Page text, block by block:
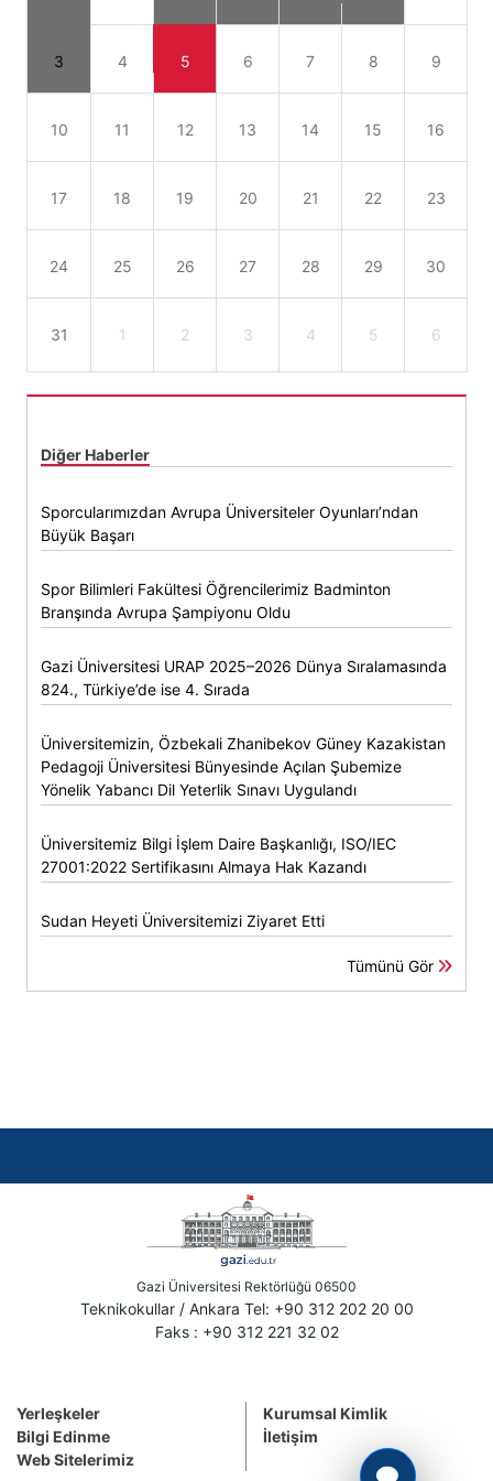
3 4 5 6 7 8 9
10 11 12 13 14 15 16
17 18 19 20 21 22 23
24 25 26 27 28 29 30
31 1 2 3 4 5 6
Diğer Haberler
Sporcularımızdan Avrupa Üniversiteler Oyunları’ndan
Büyük Başarı
Spor Bilimleri Fakültesi Öğrencilerimiz Badminton
Branşında Avrupa Şampiyonu Oldu
Gazi Üniversitesi URAP 2025–2026 Dünya Sıralamasında
824., Türkiye’de ise 4. Sırada
Üniversitemizin, Özbekali Zhanibekov Güney Kazakistan
Pedagoji Üniversitesi Bünyesinde Açılan Şubemize
Yönelik Yabancı Dil Yeterlik Sınavı Uygulandı
Üniversitemiz Bilgi İşlem Daire Başkanlığı, ISO/IEC
27001:2022 Sertifikasını Almaya Hak Kazandı
Sudan Heyeti Üniversitemizi Ziyaret Etti
Tümünü Gör
Gazi Üniversitesi Rektörlüğü 06500
Teknikokullar / Ankara Tel: +90 312 202 20 00
Faks : +90 312 221 32 02
Yerleşkeler
Bilgi Edinme
Web Sitelerimiz
Kurumsal Kimlik
İletişim